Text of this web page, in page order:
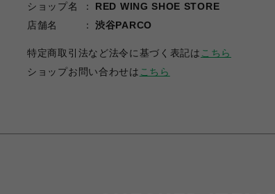
ショップ名
RED WING SHOE STORE
店舗名
渋谷PARCO
特定商取引法など法令に基づく表記は こちら
ショップお問い合わせは こちら